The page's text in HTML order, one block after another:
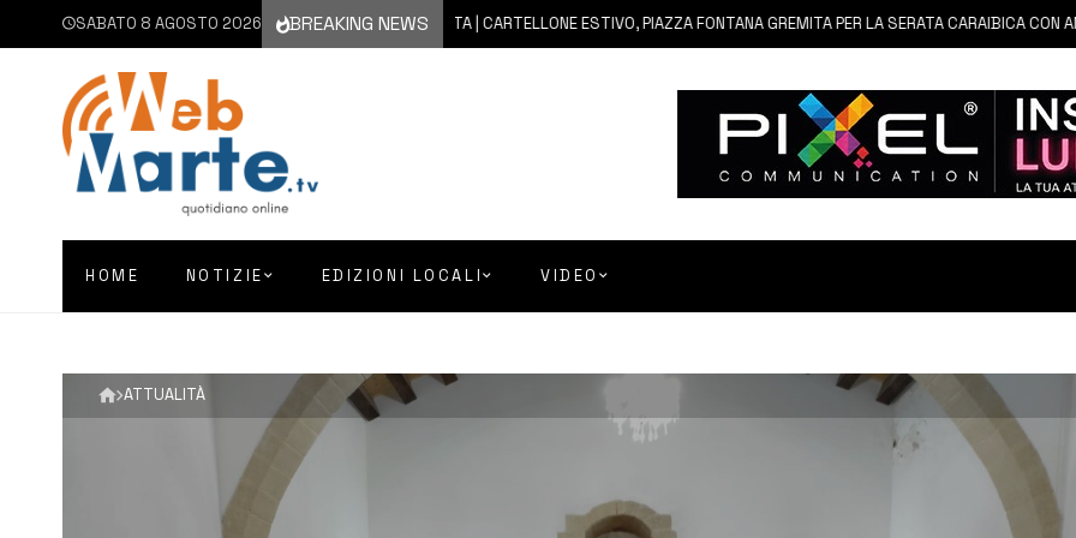
SABATO 8 AGOSTO 2026 BREAKING NEWS
8 AGOSTO 2026 AUGUSTA | CARTELLONE ESTIVO, PIAZZA FONTANA GREMITA PER LA SERATA CARAIBICA CON ANDREA
HOME NOTIZIE EDIZIONI LOCALI VIDEO
ATTUALITÀ